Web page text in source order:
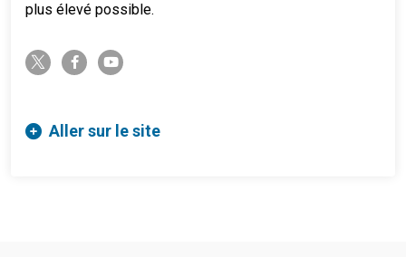
plus élevé possible.
twitter-x facebook-fyoutube
Aller sur le site